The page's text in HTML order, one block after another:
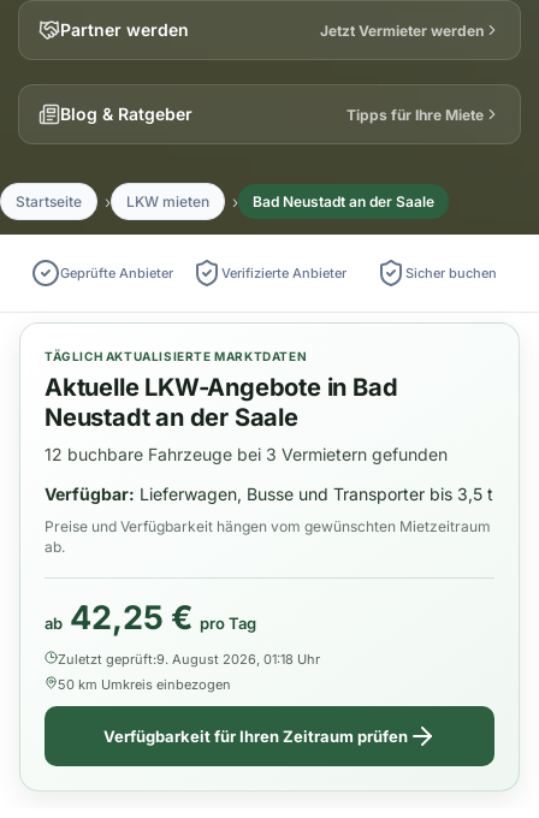
Partner werden Jetzt Vermieter werden
Blog & Ratgeber Tipps für Ihre Miete
Startseite LKW mieten Bad Neustadt an der Saale
Geprüfte Anbieter Verifizierte Anbieter Sicher buchen
TÄGLICH AKTUALISIERTE MARKTDATEN
Aktuelle LKW-Angebote in Bad
Neustadt an der Saale
12 buchbare Fahrzeuge bei 3 Vermietern gefunden
Verfügbar: Lieferwagen, Busse und Transporter bis 3,5 t
Preise und Verfügbarkeit hängen vom gewünschten Mietzeitraum
ab.
ab 42,25 € pro Tag
Zuletzt geprüft:9. August 2026, 01:18 Uhr
50 km Umkreis einbezogen
Verfügbarkeit für Ihren Zeitraum prüfen